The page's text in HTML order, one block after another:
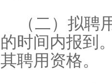
（二）拟
的时间内报到
其聘用资格。